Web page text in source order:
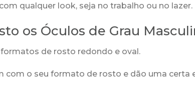
qualquer look, seja no trabalho ou no lazer.
os Óculos de Grau
de rosto redondo e oval.
com o seu formato de rosto e dão uma certa